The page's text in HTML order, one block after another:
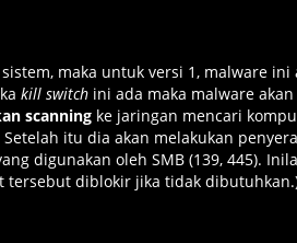
maka untuk versi 1, malware ini
kill switch ini ada maka malware
scanning ke jaringan mencari
itu dia akan melakukan
digunakan oleh SMB (139, 445).
tersebut diblokir jika tidak